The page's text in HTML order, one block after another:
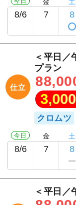
8/6 7 8
仕立
＜平日／
プラン
3,000
クロムツ
今日
8/6
金
7
土
8
＜平日／